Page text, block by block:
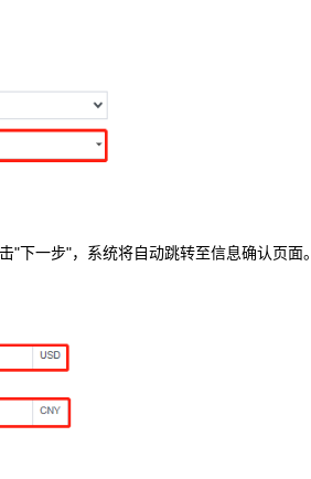
下一步"，系统将自动跳转至信息确认页面。